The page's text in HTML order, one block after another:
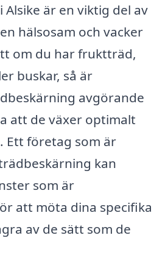
är en viktig del av
hälsosam och vacker
om du har fruktträd,
buskar, så är
avgörande
att de växer optimalt
Ett företag som är
kan
som är
att möta dina specifika
av de sätt som de